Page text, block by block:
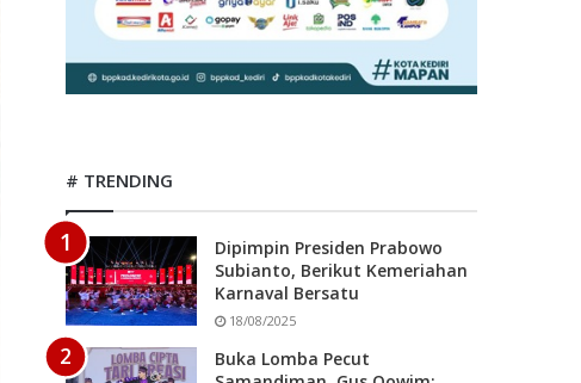
# TRENDING
Dipimpin Presiden Prabowo
Subianto, Berikut Kemeriahan
Karnaval Bersatu
18/08/2025
Buka Lomba Pecut